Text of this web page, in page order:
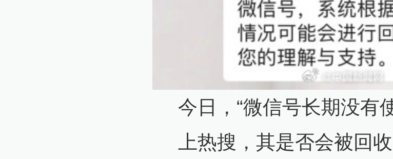
今日，“微信号长期没有
上热搜，其是否会被回